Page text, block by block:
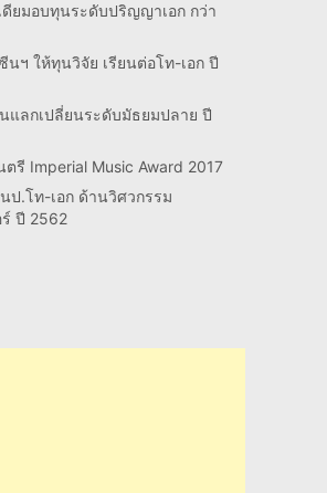
ดียมอบทุนระดับปริญญาเอก กว่า
นฯ ให้ทุนวิจัย เรียนต่อโท-เอก ปี
แลกเปลี่ยนระดับมัธยมปลาย ปี
รี Imperial Music Award 2017
ป.โท-เอก ด้านวิศวกรรม
ปี 2562